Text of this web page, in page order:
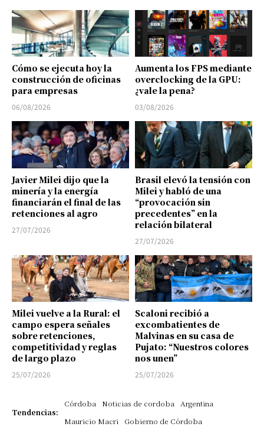
Cómo se ejecuta hoy la
construcción de oficinas
para empresas
06/08/2026
Aumenta los FPS mediante
overclocking de la GPU:
¿vale la pena?
03/08/2026
Javier Milei dijo que la
minería y la energía
financiarán el final de las
retenciones al agro
27/07/2026
Brasil elevó la tensión con
Milei y habló de una
“provocación sin
precedentes” en la
relación bilateral
27/07/2026
Milei vuelve a la Rural: el
campo espera señales
sobre retenciones,
competitividad y reglas
de largo plazo
25/07/2026
Scaloni recibió a
excombatientes de
Malvinas en su casa de
Pujato: “Nuestros colores
nos unen”
25/07/2026
Tendencias:
Córdoba Noticias de cordoba
Argentina
Mauricio Macri
Gobierno de Córdoba